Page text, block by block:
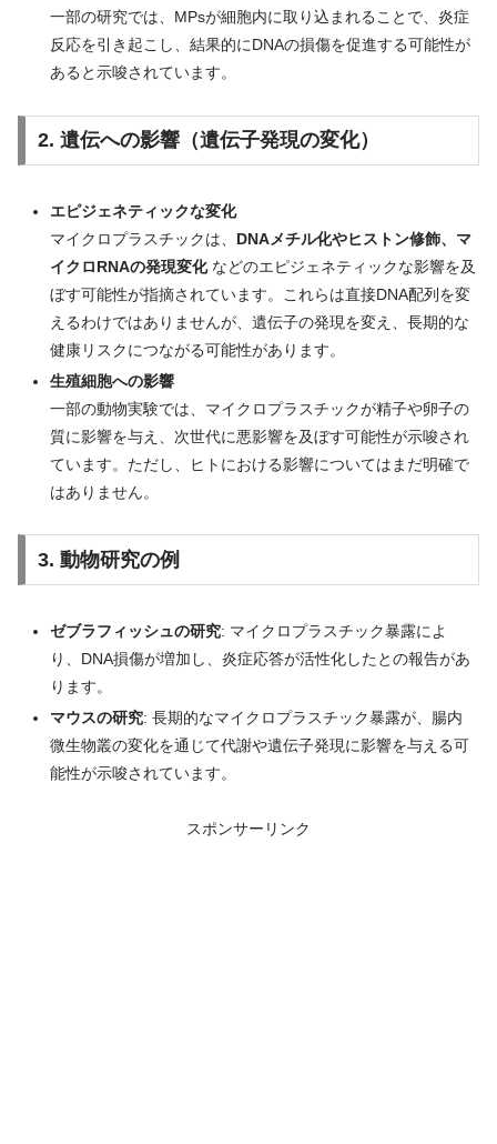
一部の研究では、MPsが細胞内に取り込まれることで、炎症
反応を引き起こし、結果的にDNAの損傷を促進する可能性が
あると示唆されています。
2. 遺伝への影響（遺伝子発現の変化）
エピジェネティックな変化
マイクロプラスチックは、 DNAメチル化やヒストン修飾、マ
イクロRNAの発現変化などのエピジェネティックな影響を及
ぼす可能性が指摘されています。これらは直接DNA配列を変
えるわけではありませんが、遺伝子の発現を変え、長期的な
健康リスクにつながる可能性があります。
生殖細胞への影響
一部の動物実験では、マイクロプラスチックが精子や卵子の
質に影響を与え、次世代に悪影響を及ぼす可能性が示唆され
ています。ただし、ヒトにおける影響についてはまだ明確で
はありません。
3. 動物研究の例
ゼブラフィッシュの研究: マイクロプラスチック暴露によ
り、DNA損傷が増加し、炎症応答が活性化したとの報告があ
ります。
マウスの研究: 長期的なマイクロプラスチック暴露が、腸内
微生物叢の変化を通じて代謝や遺伝子発現に影響を与える可
能性が示唆されています。
スポンサーリンク